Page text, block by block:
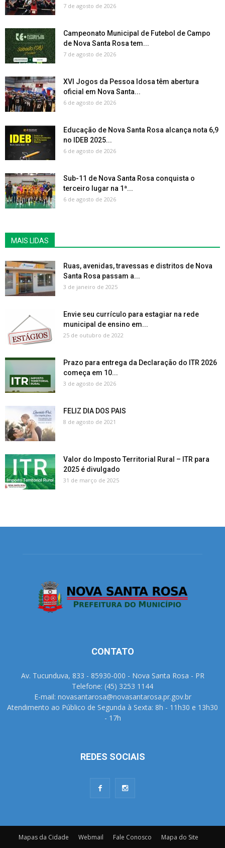
7 de agosto de 2026
Campeonato Municipal de Futebol de Campo
de Nova Santa Rosa tem...
7 de agosto de 2026
XVI Jogos da Pessoa Idosa têm abertura
oficial em Nova Santa...
6 de agosto de 2026
Educação de Nova Santa Rosa alcança nota 6,9
no IDEB 2025...
6 de agosto de 2026
Sub-11 de Nova Santa Rosa conquista o
terceiro lugar na 1ª...
6 de agosto de 2026
MAIS LIDAS
Ruas, avenidas, travessas e distritos de Nova
Santa Rosa passam a...
3 de janeiro de 2025
Envie seu currículo para estagiar na rede
municipal de ensino em...
25 de outubro de 2022
Prazo para entrega da Declaração do ITR 2026
começa em 10...
3 de agosto de 2026
FELIZ DIA DOS PAIS
8 de agosto de 2021
Valor do Imposto Territorial Rural – ITR para
2025 é divulgado
31 de março de 2025
CONTATO
Av. Tucunduva, 833 - 85930-000 - Nova Santa Rosa - PR
Telefone: (45) 3253 1144
E-mail: novasantarosa@novasantarosa.pr.gov.br
Atendimento ao Público de Segunda à Sexta: 8h - 11h30 e 13h30
- 17h
REDES SOCIAIS
Mapas da Cidade Webmail Fale Conosco Mapa do Site